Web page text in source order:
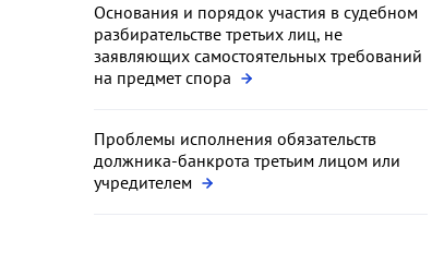
Основания и порядок участия в судебном
разбирательстве третьих лиц, не
заявляющих самостоятельных требований
на предмет спора
Проблемы исполнения обязательств
должника-банкрота третьим лицом или
учредителем